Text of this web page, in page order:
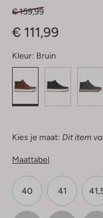
€ 159,99
€ 111,99
Kleur: Bruin
Kies je maat: Dit item
Maattabel
40 41